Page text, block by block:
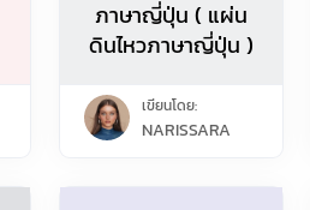
ภาษาญี่ปุ่น ( แผ่น
ดินไหวภาษาญี่ปุ่น )
เขียนโดย:
NARISSARA